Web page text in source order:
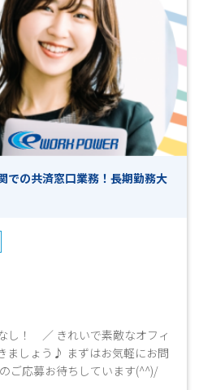
での共済窓口業務！長期勤務大
素敵なオフィ
はお気軽にお問
さい！ 皆さんのご応募お待ちしています(^^)/